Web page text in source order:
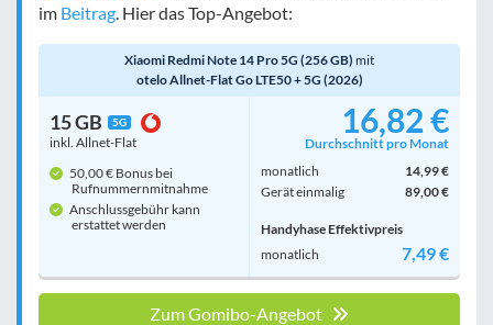
im Beitrag . Hier das Top-Angebot:
Xiaomi Redmi Note 14 Pro 5G (256 GB) mit
otelo Allnet-Flat Go LTE50 + 5G (2026)
15 GB 5G
inkl. Allnet-Flat
50,00 € Bonus bei
Rufnummern­mitnahme
Anschlussgebühr kann
erstattet werden
16,82 €
Durchschnitt pro Monat
monatlich
14,99 €
Gerät einmalig
89,00 €
Handyhase Effektivpreis
monatlich
7,49 €
Zum Gomibo-Angebot